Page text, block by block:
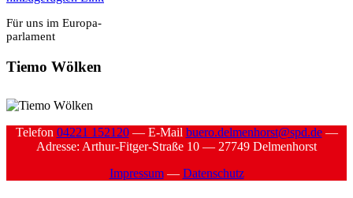
Für uns im Euro­pa­
par­la­ment
Tie­mo Wöl­ken
Tele­fon 04221 152120— E‑Mail buero.delmenhorst@spd.de—
Adres­se: Arthur-Fit­ger-Stra­ße 10 — 27749 Del­men­horst
Impres­sum— Daten­schutz